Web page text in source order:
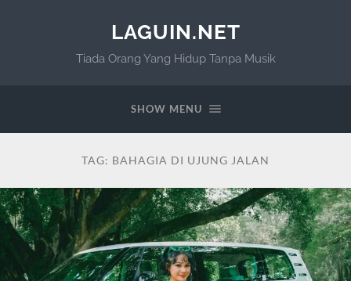
LAGUIN.NET
Tiada Orang Yang Hidup Tanpa Musik
SHOW MENU
TAG: BAHAGIA DI UJUNG JALAN